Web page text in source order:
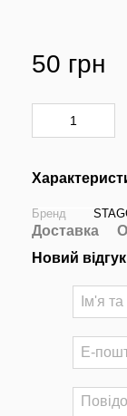
50 грн
Бренд
Доставка
Новий